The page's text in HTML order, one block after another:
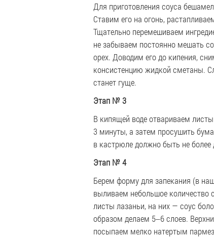
Для приготовления соуса
Ставим его на огонь,
Тщательно перемешиваем
не забываем постоянно мешать
орех. Доводим его до кипения,
консистенцию жидкой сметаны.
станет гуще.
Этап № 3
В кипящей воде отвариваем
3 минуты, а затем просушить
в кастрюле должно быть не более
Этап № 4
Берем форму для запекания (в
выливаем небольшое
листы лазаньи, на них — соус
образом делаем 5‒6 слоев.
посыпаем мелко натертым